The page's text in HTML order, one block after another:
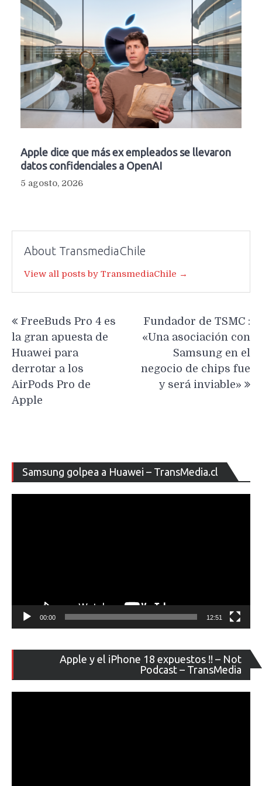
Apple dice que más ex empleados se llevaron
datos confidenciales a OpenAI
5 agosto, 2026
About TransmediaChile
View all posts by TransmediaChile →
de
entradas
FreeBuds Pro 4 es
la gran apuesta de
Huawei para
derrotar a los
AirPods Pro de
Apple
Fundador de TSMC :
«Una asociación con
Samsung en el
negocio de chips fue
y será inviable»
Samsung golpea a Huawei – TransMedia.cl
de
00:00 12:51
Apple y el iPhone 18 expuestos !! – Not
Podcast – TransMedia
de